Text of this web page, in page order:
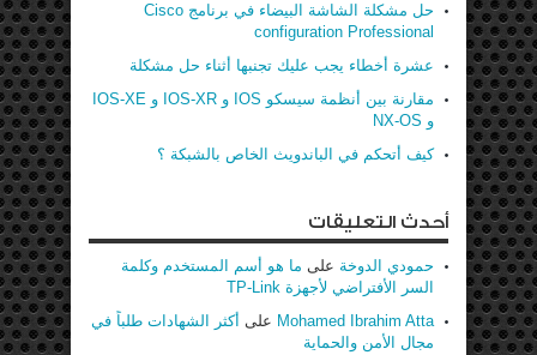
حل مشكلة الشاشة البيضاء في برنامج Cisco
configuration Professional
عشرة أخطاء يجب عليك تجنبها أثناء حل مشكلة
مقارنة بين أنظمة سيسكو IOS و IOS-XR و IOS-XE
و NX-OS
كيف أتحكم في الباندويث الخاص بالشبكة ؟
أحدث التعليقات
حمودي الدوخة على ما هو أسم المستخدم وكلمة
السر الأفتراضي لأجهزة TP-Link
Mohamed Ibrahim Atta على أكثر الشهادات طلباً في
مجال الأمن والحماية